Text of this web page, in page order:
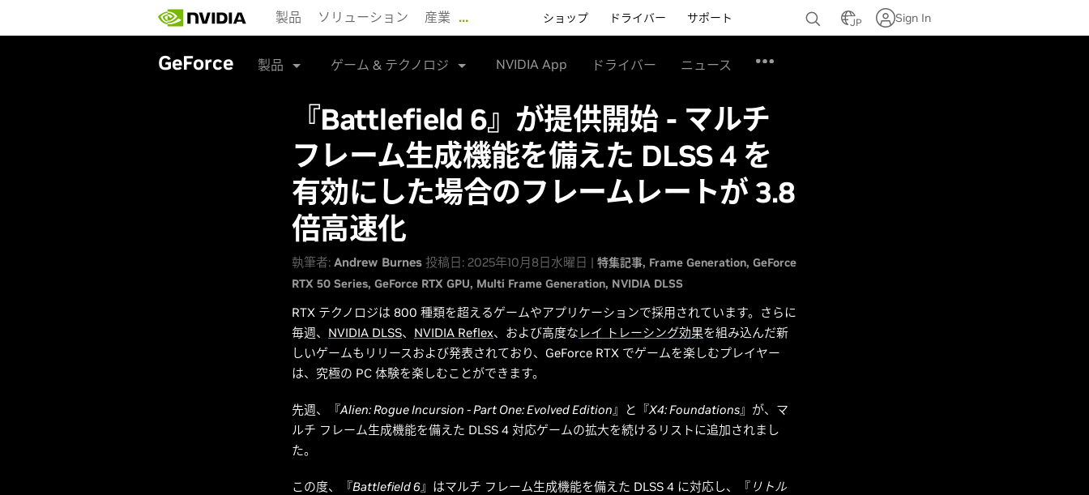
main
製品 ソリューション 産業 … ショップ ドライバー サポート JP Sign In
GeForce 製品 ゲーム & テクノロジ NVIDIA App ドライバー ニュース
『Battlefield 6』が提供開始 - マルチ
フレーム生成機能を備えた DLSS 4 を
有効にした場合のフレームレートが 3.8
倍高速化
執筆者: Andrew Burnes 投稿日: 2025年10月8日水曜日 | 特集記事 Frame Generation GeForce
RTX 50 Series GeForce RTX GPU Multi Frame Generation NVIDIA DLSS
RTX テクノロジは 800 種類を超えるゲームやアプリケーションで採用されています。さらに
毎週、 NVIDIA DLSS、 NVIDIA Reflex、および高度な レイ トレーシング効果を組み込んだ新
しいゲームもリリースおよび発表されており、GeForce RTX でゲームを楽しむプレイヤー
は、究極の PC 体験を楽しむことができます。
先週、『Alien: Rogue Incursion - Part One: Evolved Edition』と『X4: Foundations』が、マ
ルチ フレーム生成機能を備えた DLSS 4 対応ゲームの拡大を続けるリストに追加されまし
た。
この度、『Battlefield 6』はマルチ フレーム生成機能を備えた DLSS 4 に対応し、『 リトル